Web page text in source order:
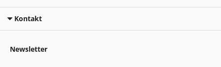
Kontakt
Newsletter